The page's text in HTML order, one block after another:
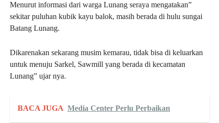
Menurut informasi dari warga Lunang seraya mengatakan”
sekitar puluhan kubik kayu balok, masih berada di hulu sungai
Batang Lunang.
Dikarenakan sekarang musim kemarau, tidak bisa di keluarkan
untuk menuju Sarkel, Sawmill yang berada di kecamatan
Lunang” ujar nya.
BACA JUGA Media Center Perlu Perbaikan